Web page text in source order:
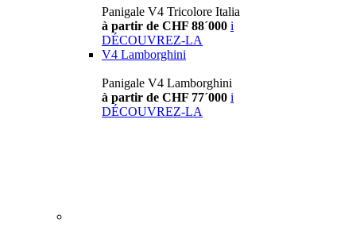
Panigale V4 Tricolore Italia
à partir de CHF 88´000 i
DÉCOUVREZ-LA
V4 Lamborghini
Panigale V4 Lamborghini
à partir de CHF 77´000 i
DÉCOUVREZ-LA